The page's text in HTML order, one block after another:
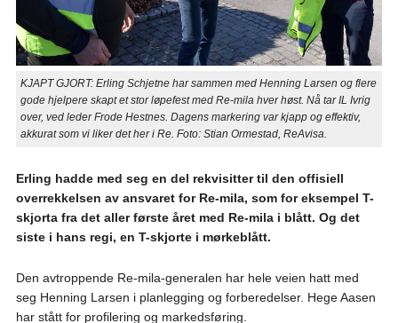
KJAPT GJORT: Erling Schjetne har sammen med Henning Larsen og flere
gode hjelpere skapt et stor løpefest med Re-mila hver høst. Nå tar IL Ivrig
over, ved leder Frode Hestnes. Dagens markering var kjapp og effektiv,
akkurat som vi liker det her i Re. Foto: Stian Ormestad, ReAvisa.
Erling hadde med seg en del rekvisitter til den offisiell
overrekkelsen av ansvaret for Re-mila, som for eksempel T-
skjorta fra det aller første året med Re-mila i blått. Og det
siste i hans regi, en T-skjorte i mørkeblått.
Den avtroppende Re-mila-generalen har hele veien hatt med
seg Henning Larsen i planlegging og forberedelser. Hege Aasen
har stått for profilering og markedsføring.